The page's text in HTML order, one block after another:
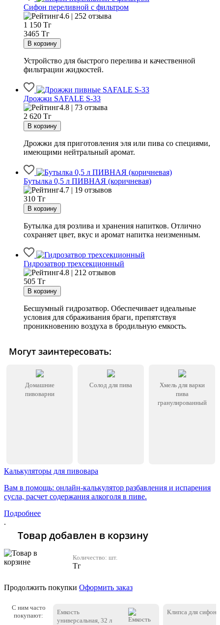
Сифон переливной с фильтром
4.6 | 252 отзыва
1 150 Тг
3465 Тг
Устройство для быстрого перелива и качественной
фильтрации жидкостей.
Дрожжи SAFALE S-33
4.8 | 73 отзыва
2 620 Тг
Дрожжи для приготовления эля или пива со специями,
имеющими нейтральный аромат.
Бутылка 0,5 л ПИВНАЯ (коричневая)
4.7 | 19 отзывов
310 Тг
Бутылка для розлива и хранения напитков. Отлично
сохраняет цвет, вкус и аромат напитка неизменным.
Гидрозатвор трехсекционный
4.8 | 212 отзывов
505 Тг
Бесшумный гидрозатвор. Обеспечивает идеальные
условия для сбраживания браги, препятствуя
проникновению воздуха в бродильную емкость.
Могут заинтересовать:
Домашние
пивоварни
Солод для пива
Хмель для варки
пива
гранулированный
Калькуляторы для пивовара
Вам в помощь: онлайн-калькулятор разбавления и испарения
сусла, расчет содержания алкоголя в пиве.
Подробнее
.
Товар добавлен в корзину
Количество: шт.
Тг
Продолжить покупки Оформить заказ
С ним часто
покупают:
Емкость
универсальная, 32 л
Клипса для сифона